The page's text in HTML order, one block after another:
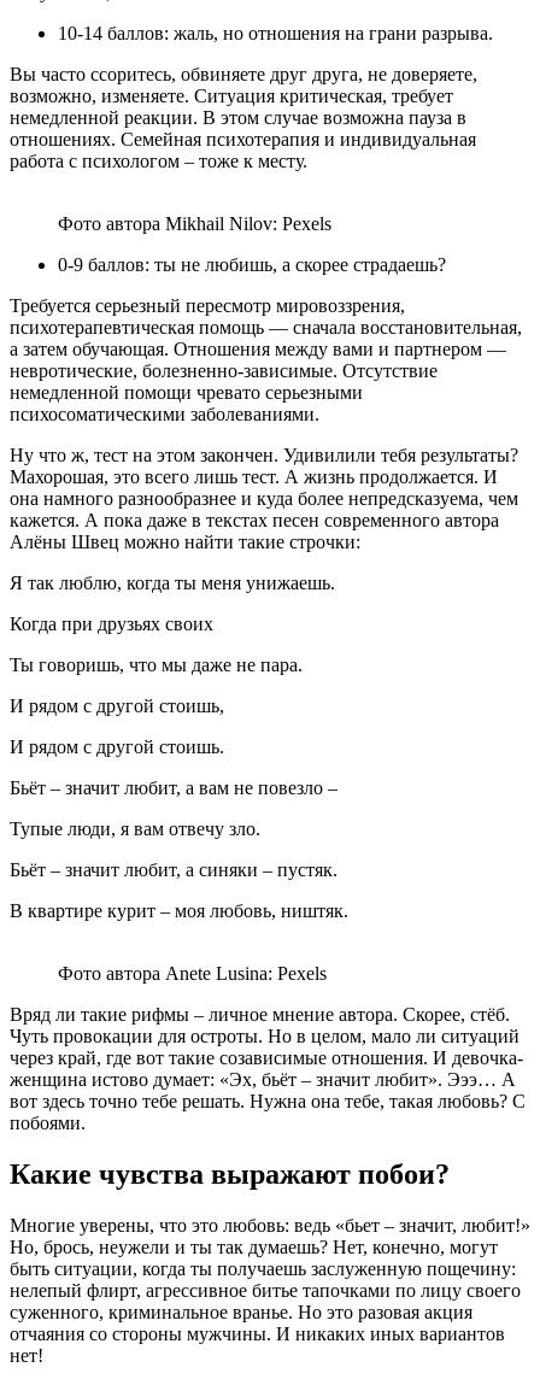
10-14 баллов: жаль, но отношения на грани разрыва.
Вы часто ссоритесь, обвиняете друг друга, не доверяете,
возможно, изменяете. Ситуация критическая, требует
немедленной реакции. В этом случае возможна пауза в
отношениях. Семейная психотерапия и индивидуальная
работа с психологом – тоже к месту.
Фото автора Mikhail Nilov: Pexels
0-9 баллов: ты не любишь, а скорее страдаешь?
Требуется серьезный пересмотр мировоззрения,
психотерапевтическая помощь — сначала восстановительная,
а затем обучающая. Отношения между вами и партнером —
невротические, болезненно-зависимые. Отсутствие
немедленной помощи чревато серьезными
психосоматическими заболеваниями.
Ну что ж, тест на этом закончен. Удивилили тебя результаты?
Махорошая, это всего лишь тест. А жизнь продолжается. И
она намного разнообразнее и куда более непредсказуема, чем
кажется. А пока даже в текстах песен современного автора
Алёны Швец можно найти такие строчки:
Я так люблю, когда ты меня унижаешь.
Когда при друзьях своих
Ты говоришь, что мы даже не пара.
И рядом с другой стоишь,
И рядом с другой стоишь.
Бьёт – значит любит, а вам не повезло –
Тупые люди, я вам отвечу зло.
Бьёт – значит любит, а синяки – пустяк.
В квартире курит – моя любовь, ништяк.
Фото автора Anete Lusina: Pexels
Вряд ли такие рифмы – личное мнение автора. Скорее, стёб.
Чуть провокации для остроты. Но в целом, мало ли ситуаций
через край, где вот такие созависимые отношения. И девочка-
женщина истово думает: «Эх, бьёт – значит любит». Эээ… А
вот здесь точно тебе решать. Нужна она тебе, такая любовь? С
побоями.
Какие чувства выражают побои?
Многие уверены, что это любовь: ведь «бьет – значит, любит!»
Но, брось, неужели и ты так думаешь? Нет, конечно, могут
быть ситуации, когда ты получаешь заслуженную пощечину:
нелепый флирт, агрессивное битье тапочками по лицу своего
суженного, криминальное вранье. Но это разовая акция
отчаяния со стороны мужчины. И никаких иных вариантов
нет!